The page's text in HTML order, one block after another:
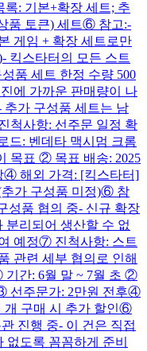
록: 기본+확장 세트; 추
품 토큰) 세트⑥ 참고:-
게임 + 확장 세트로만
킥스타터의 모든 스트
품 세트 한정 수량 500
에 가까운 판매량이 나
추가 구성품 세트는 남
척사항: 선주문 일정 확
드: 벤데타 맥시멈 크롬
목표 ② 목표 배송: 2025
④ 해외 가격: [킥스타터]
가 구성품 미정)⑥ 참
성품 협의 중- 신규 확장
분리되어 생산할 수 없
예정⑦ 진척사항: 스트
관련 세부 협의로 인해
기간: 6월 말 ~ 7월 초 ②
선주문가: 2만원 전후④
개 구매 시 추가 할인⑥
진행 중- 이 건은 직접
도록 꼼꼼하게 준비